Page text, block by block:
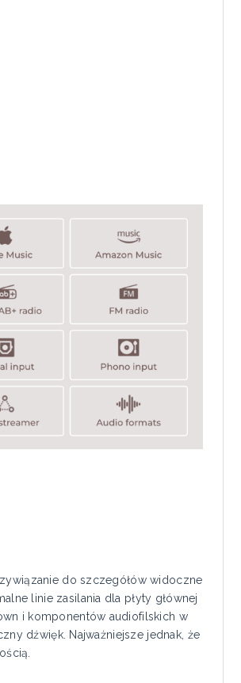
do szczegółów widoczne
linie zasilania dla płyty głównej
i komponentów audiofilskich w
dźwięk. Najważniejsze jednak, że